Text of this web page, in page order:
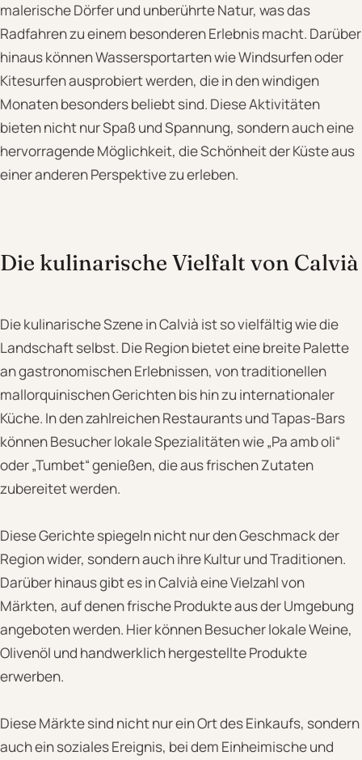
malerische Dörfer und unberührte Natur, was das
Radfahren zu einem besonderen Erlebnis macht. Darüber
hinaus können Wassersportarten wie Windsurfen oder
Kitesurfen ausprobiert werden, die in den windigen
Monaten besonders beliebt sind. Diese Aktivitäten
bieten nicht nur Spaß und Spannung, sondern auch eine
hervorragende Möglichkeit, die Schönheit der Küste aus
einer anderen Perspektive zu erleben.
Die kulinarische Vielfalt von Calvià
Die kulinarische Szene in Calvià ist so vielfältig wie die
Landschaft selbst. Die Region bietet eine breite Palette
an gastronomischen Erlebnissen, von traditionellen
mallorquinischen Gerichten bis hin zu internationaler
Küche. In den zahlreichen Restaurants und Tapas-Bars
können Besucher lokale Spezialitäten wie „Pa amb oli“
oder „Tumbet“ genießen, die aus frischen Zutaten
zubereitet werden.
Diese Gerichte spiegeln nicht nur den Geschmack der
Region wider, sondern auch ihre Kultur und Traditionen.
Darüber hinaus gibt es in Calvià eine Vielzahl von
Märkten, auf denen frische Produkte aus der Umgebung
angeboten werden. Hier können Besucher lokale Weine,
Olivenöl und handwerklich hergestellte Produkte
erwerben.
Diese Märkte sind nicht nur ein Ort des Einkaufs, sondern
auch ein soziales Ereignis, bei dem Einheimische und